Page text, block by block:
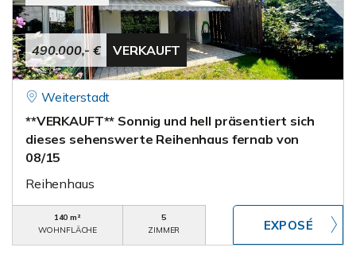
490.000,- € VERKAUFT
Weiterstadt
**VERKAUFT** Sonnig und hell präsentiert sich
dieses sehenswerte Reihenhaus fernab von
08/15
Reihenhaus
140 m²
WOHNFLÄCHE
5
ZIMMER